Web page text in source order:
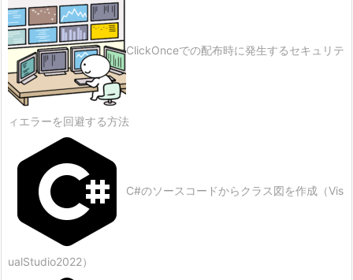
ClickOnceでの配布時に発生するセキュリテ
ィエラーを回避する方法
C#のソースコードからクラス図を作成（Vis
ualStudio2022）